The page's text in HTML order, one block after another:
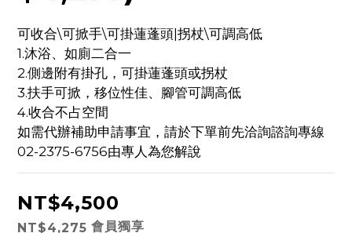
可收合\可掀手\可掛蓮蓬頭|拐杖\可調高低
1.沐浴、如廁二合一
2.側邊附有掛孔，可掛蓮蓬頭或拐杖
3.扶手可掀，移位性佳、腳管可調高低
4.收合不占空間
如需代辦補助申請事宜，請於下單前先洽詢諮詢專線
02-2375-6756由專人為您解說
NT$4,500
NT$4,275 會員獨享